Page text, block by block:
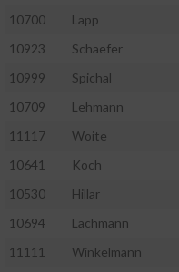
10700
Lapp
10923
Schaefer
10999
Spichal
10709
Lehmann
11117
Woite
10641
Koch
10530
Hillar
10694
Lachmann
11111
Winkelmann
Notwendig
Performance
Funktional
Werbung